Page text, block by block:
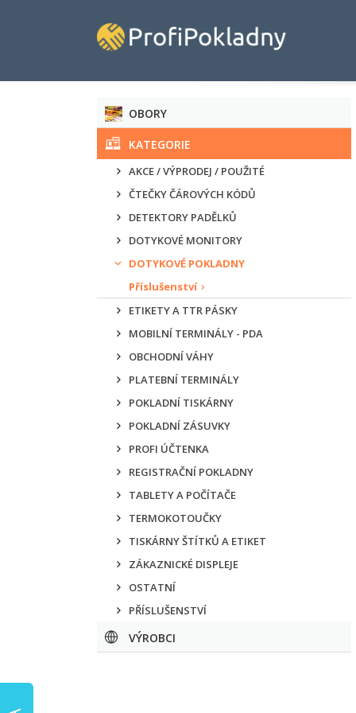
OBORY
KATEGORIE
AKCE / VÝPRODEJ / POUŽITÉ
ČTEČKY ČÁROVÝCH KÓDŮ
DETEKTORY PADĚLKŮ
DOTYKOVÉ MONITORY
DOTYKOVÉ POKLADNY
Příslušenství
ETIKETY A TTR PÁSKY
MOBILNÍ TERMINÁLY - PDA
OBCHODNÍ VÁHY
PLATEBNÍ TERMINÁLY
POKLADNÍ TISKÁRNY
POKLADNÍ ZÁSUVKY
PROFI ÚČTENKA
REGISTRAČNÍ POKLADNY
TABLETY A POČÍTAČE
TERMOKOTOUČKY
TISKÁRNY ŠTÍTKŮ A ETIKET
ZÁKAZNICKÉ DISPLEJE
OSTATNÍ
PŘÍSLUŠENSTVÍ
VÝROBCI